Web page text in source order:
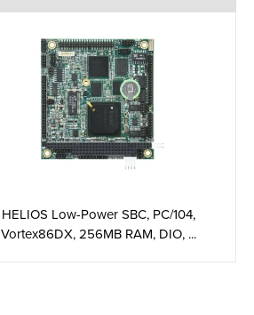
HELIOS Low-Power SBC, PC/104,
Vortex86DX, 256MB RAM, DIO, ...